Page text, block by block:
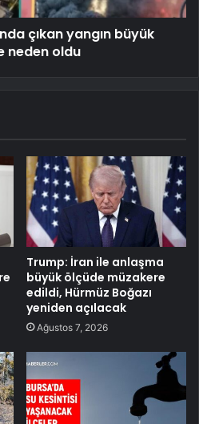
çıkan yangın büyük
neden oldu
Trump: İran ile anlaşma
büyük ölçüde müzakere
edildi, Hürmüz Boğazı
yeniden açılacak
Ağustos 7, 2026